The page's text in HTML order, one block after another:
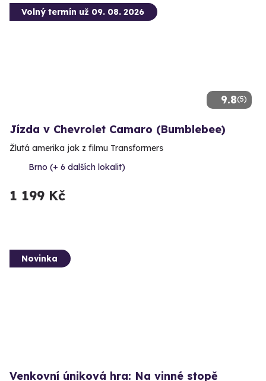
9.8(5)
Volný termín už 09. 08. 2026
Jízda v Chevrolet Camaro (Bumblebee)
Žlutá amerika jak z filmu Transformers
Brno (+ 6 dalších lokalit)
1 199 Kč
Novinka
Venkovní úniková hra: Na vinné stopě